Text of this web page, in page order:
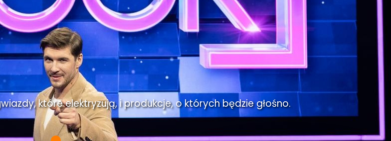
które elektryzują, i produkcje, o których będzie głośno.